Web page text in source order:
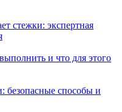
стежки: экспертная
и что для этого
безопасные способы и